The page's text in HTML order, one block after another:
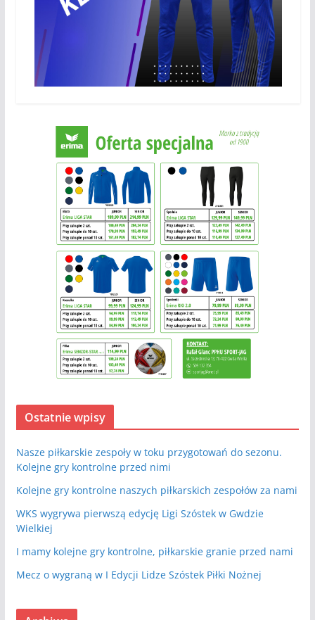
Ostatnie wpisy
Nasze piłkarskie zespoły w toku przygotowań do sezonu.
Kolejne gry kontrolne przed nimi
Kolejne gry kontrolne naszych piłkarskich zespołów za nami
WKS wygrywa pierwszą edycję Ligi Szóstek w Gwdzie
Wielkiej
I mamy kolejne gry kontrolne, piłkarskie granie przed nami
Mecz o wygraną w I Edycji Lidze Szóstek Piłki Nożnej